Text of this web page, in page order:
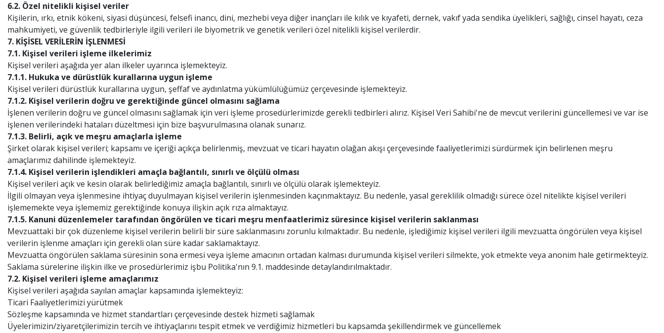
6.2. Özel nitelikli kişisel veriler
Kişilerin, ırkı, etnik kökeni, siyasi düşüncesi, felsefi inancı, dini, mezhebi veya diğer inançları ile kılık ve kıyafeti, dernek, vakıf yada sendika üyelikleri, sağlığı, cinsel hayatı, ceza
mahkumiyeti, ve güvenlik tedbirleriyle ilgili verileri ile biyometrik ve genetik verileri özel nitelikli kişisel verilerdir.
7. KİŞİSEL VERİLERİN İŞLENMESİ
7.1. Kişisel verileri işleme ilkelerimiz
Kişisel verileri aşağıda yer alan ilkeler uyarınca işlemekteyiz.
7.1.1. Hukuka ve dürüstlük kurallarına uygun işleme
Kişisel verileri dürüstlük kurallarına uygun, şeffaf ve aydınlatma yükümlülüğümüz çerçevesinde işlemekteyiz.
7.1.2. Kişisel verilerin doğru ve gerektiğinde güncel olmasını sağlama
İşlenen verilerin doğru ve güncel olmasını sağlamak için veri işleme prosedürlerimizde gerekli tedbirleri alırız. Kişisel Veri Sahibi'ne de mevcut verilerini güncellemesi ve var ise
işlenen verilerindeki hataları düzeltmesi için bize başvurulmasına olanak sunarız.
7.1.3. Belirli, açık ve meşru amaçlarla işleme
Şirket olarak kişisel verileri; kapsamı ve içeriği açıkça belirlenmiş, mevzuat ve ticari hayatın olağan akışı çerçevesinde faaliyetlerimizi sürdürmek için belirlenen meşru
amaçlarımız dahilinde işlemekteyiz.
7.1.4. Kişisel verilerin işlendikleri amaçla bağlantılı, sınırlı ve ölçülü olması
Kişisel verileri açık ve kesin olarak belirlediğimiz amaçla bağlantılı, sınırlı ve ölçülü olarak işlemekteyiz.
İlgili olmayan veya işlenmesine ihtiyaç duyulmayan kişisel verilerin işlenmesinden kaçınmaktayız. Bu nedenle, yasal gereklilik olmadığı sürece özel nitelikte kişisel verileri
işlememekte veya işlememiz gerektiğinde konuya ilişkin açık rıza almaktayız.
7.1.5. Kanuni düzenlemeler tarafından öngörülen ve ticari meşru menfaatlerimiz süresince kişisel verilerin saklanması
Mevzuattaki bir çok düzenleme kişisel verilerin belirli bir süre saklanmasını zorunlu kılmaktadır. Bu nedenle, işlediğimiz kişisel verileri ilgili mevzuatta öngörülen veya kişisel
verilerin işlenme amaçları için gerekli olan süre kadar saklamaktayız.
Mevzuatta öngörülen saklama süresinin sona ermesi veya işleme amacının ortadan kalması durumunda kişisel verileri silmekte, yok etmekte veya anonim hale getirmekteyiz.
Saklama sürelerine ilişkin ilke ve prosedürlerimiz işbu Politika'nın 9.1. maddesinde detaylandırılmaktadır.
7.2. Kişisel verileri işleme amaçlarımız
Kişisel verileri aşağıda sayılan amaçlar kapsamında işlemekteyiz:
Ticari Faaliyetlerimizi yürütmek
Sözleşme kapsamında ve hizmet standartları çerçevesinde destek hizmeti sağlamak
Üyelerimizin/ziyaretçilerimizin tercih ve ihtiyaçlarını tespit etmek ve verdiğimiz hizmetleri bu kapsamda şekillendirmek ve güncellemek